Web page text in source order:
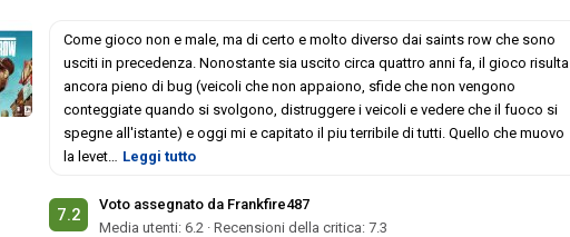
Come gioco non e male, ma di certo e molto diverso dai saints row che sono
usciti in precedenza. Nonostante sia uscito circa quattro anni fa, il gioco risulta
ancora pieno di bug (veicoli che non appaiono, sfide che non vengono
conteggiate quando si svolgono, distruggere i veicoli e vedere che il fuoco si
spegne all'istante) e oggi mi e capitato il piu terribile di tutti. Quello che muovo
la levet… Leggi tutto
7.2
Voto assegnato da Frankfire487
Media utenti:6.2 ·Recensioni della critica: 7.3